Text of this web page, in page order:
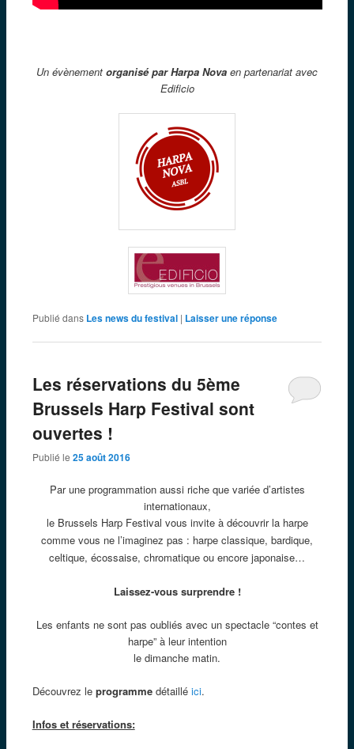
Un évènement organisé par Harpa Nova en partenariat avec
Edificio
Publié dans Les news du festival | Laisser une réponse
Les réservations du 5ème
Brussels Harp Festival sont
ouvertes !
Publié le 25 août 2016
Par une programmation aussi riche que variée d’artistes
internationaux,
le Brussels Harp Festival vous invite à découvrir la harpe
comme vous ne l’imaginez pas : harpe classique, bardique,
celtique, écossaise, chromatique ou encore japonaise…
Laissez-vous surprendre !
Les enfants ne sont pas oubliés avec un spectacle “contes et
harpe” à leur intention
le dimanche matin.
Découvrez le programmedétaillé ici.
Infos et réservations: